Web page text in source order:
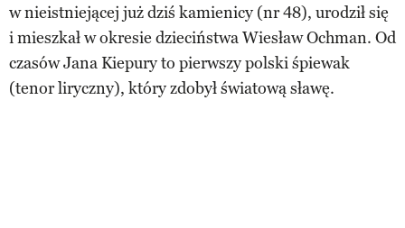
w nieistniejącej już dziś kamienicy (nr 48), urodził się
i mieszkał w okresie dzieciństwa Wiesław Ochman. Od
czasów Jana Kiepury to pierwszy polski śpiewak
(tenor liryczny), który zdobył światową sławę.